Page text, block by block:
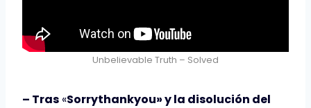
Unbelievable Truth – Solved
– Tras «Sorrythankyou» y la disolución del